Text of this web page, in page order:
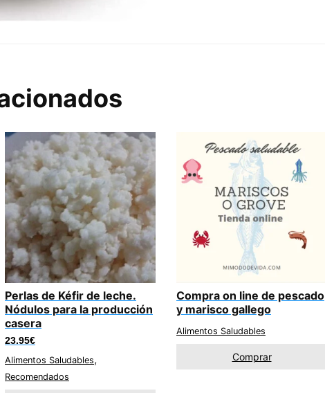
Perlas de Kéfir de leche.
Nódulos para la producción
casera
23.95€
Alimentos Saludables,
Recomendados
Compra on line de pescado
y marisco gallego
Alimentos Saludables
Comprar